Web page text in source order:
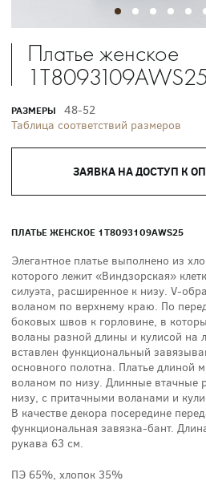
Платье женское
1T8093109AWS25
РАЗМЕРЫ
48-52
Таблица соответствий размеров
ЗАЯВКА НА ДОСТУП К
ПЛАТЬЕ ЖЕНСКОЕ 1T8093109AWS25
Элегантное платье выполнено из
которого лежит «Виндзорская»
силуэта, расширенное к низу. V-
воланом по верхнему краю. По
боковых швов к горловине, в
воланы разной длины и кулисой на
вставлен функциональный
основного полотна. Платье длиной
воланом по низу. Длинные втачные
низу, с притачными воланами и
В качестве декора посередине
функциональная завязка-бант.
рукава 63 см.
ПЭ 65%, хлопок 35%